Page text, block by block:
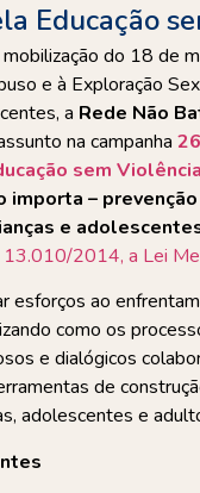
Educação
do 18 de
e à Exploração
a Rede Não
na campanha
sem Violência
importa –
e
13.010/2014, a Lei
esforços ao
como os
e dialógicos
de
adolescentes e